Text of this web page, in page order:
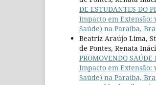
DE ESTUDANTES DO
Impacto em Extensão:
Saúde) na Paraíba,
Beatriz Araújo Lima,
de Pontes, Renata
PROMOVENDO
Impacto em Extensão:
Saúde) na Paraíba,